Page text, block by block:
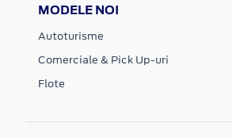
MODELE NOI
Autoturisme
Comerciale & Pick Up-uri
Flote